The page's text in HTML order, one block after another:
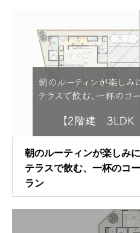
朝のルーティンが楽しみ
テラスで飲む、一杯のコ
ラン